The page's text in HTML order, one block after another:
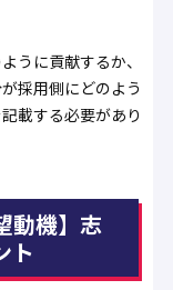
うに貢献するか、
採用側にどのよう
載する必要があり
動機】志
ト